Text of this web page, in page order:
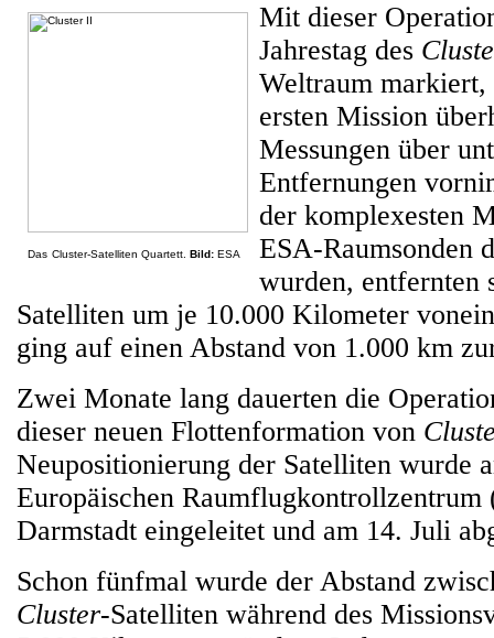
Das Cluster-Satelliten Quartett. Bild: ESA
Mit dieser
Jahrestag des
Weltraum
ersten Mission
Messungen über
Entfernungen
der komplexesten
ESA-Raumsonden
wurden, entfernten
Satelliten um je 10.000 Kilometer
ging auf einen Abstand von 1.000 km
Zwei Monate lang dauerten die
dieser neuen Flottenformation von
Neupositionierung der Satelliten wurde
Europäischen Raumflugkontrollzentrum
Darmstadt eingeleitet und am 14. Juli
Schon fünfmal wurde der Abstand
Cluster-Satelliten während des